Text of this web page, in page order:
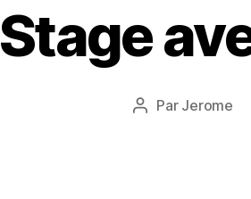
Stage
Par Jerome